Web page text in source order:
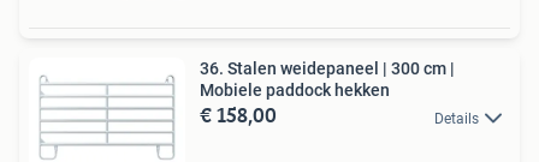
36. Stalen weidepaneel | 300 cm |
Mobiele paddock hekken
€ 158,00 Details